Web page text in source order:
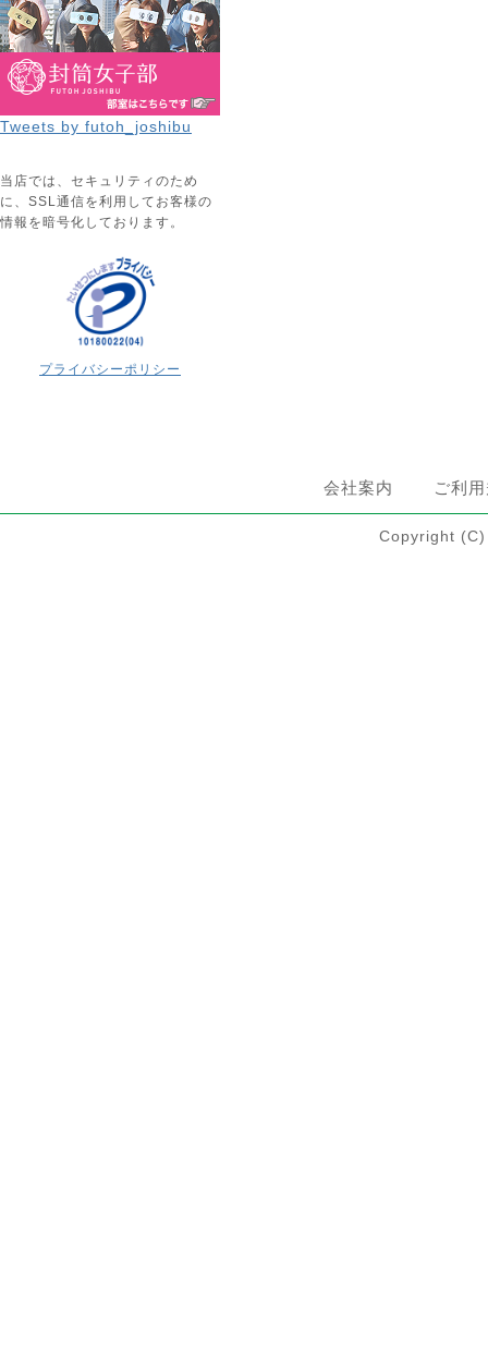
Tweets by futoh_joshibu
当店では、セキュリティのため
に、SSL通信を利用してお客様の
情報を暗号化しております。
プライバシーポリシー
会社案内 ご利
Copyright